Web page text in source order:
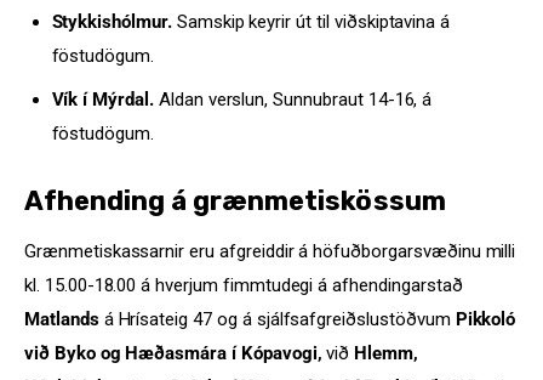
Stykkishólmur.Samskip keyrir út til viðskiptavina á
föstudögum.
Vík í Mýrdal.Aldan verslun, Sunnubraut 14-16, á
föstudögum.
Afhending á grænmetiskössum
Grænmetiskassarnir eru afgreiddir á höfuðborgarsvæðinu milli
kl. 15.00-18.00 á hverjum fimmtudegi á afhendingarstað
Matlandsá Hrísateig 47 og á sjálfsafgreiðslustöðvum Pikkoló
við Byko og Hæðasmára í Kópavogi,við Hlemm,